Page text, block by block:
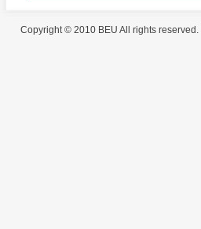
Copyright © 2010 BEU All rights reserved. |